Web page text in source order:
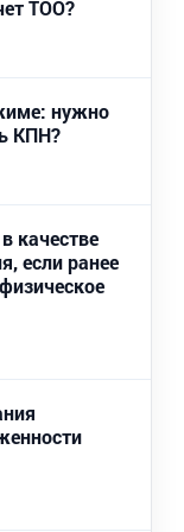
ТОО?
нужно
КПН?
качестве
если ранее